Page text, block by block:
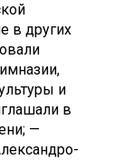
в других
и
в
—